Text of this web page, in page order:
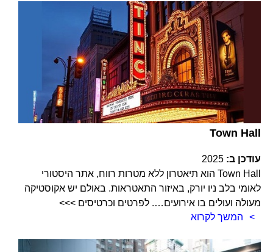
Town Hall
עודכן ב: 2025
Town Hall הוא תיאטרון ללא מטרות רווח, אתר היסטורי
לאומי בלב ניו יורק, באיזור התאטראות. באולם יש אקוסטיקה
מעולה ועולים בו אירועים…. לפרטים וכרטיסים >>>
המשך לקרוא